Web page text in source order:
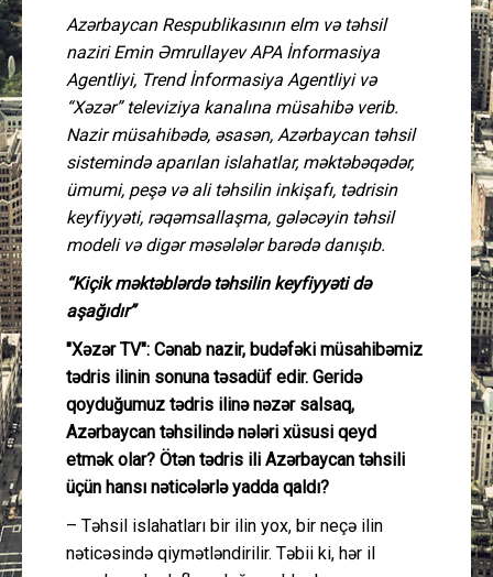
Azərbaycan Respublikasının elm və təhsil
naziri Emin Əmrullayev APA İnformasiya
Agentliyi, Trend İnformasiya Agentliyi və
“Xəzər” televiziya kanalına müsahibə verib.
Nazir müsahibədə, əsasən, Azərbaycan təhsil
sistemində aparılan islahatlar, məktəbəqədər,
ümumi, peşə və ali təhsilin inkişafı, tədrisin
keyfiyyəti, rəqəmsallaşma, gələcəyin təhsil
modeli və digər məsələlər barədə danışıb.
“Kiçik məktəblərdə təhsilin keyfiyyəti də
aşağıdır”
"Xəzər TV": Cənab nazir, budəfəki müsahibəmiz
tədris ilinin sonuna təsadüf edir. Geridə
qoyduğumuz tədris ilinə nəzər salsaq,
Azərbaycan təhsilində nələri xüsusi qeyd
etmək olar? Ötən tədris ili Azərbaycan təhsili
üçün hansı nəticələrlə yadda qaldı?
– Təhsil islahatları bir ilin yox, bir neçə ilin
nəticəsində qiymətləndirilir. Təbii ki, hər il